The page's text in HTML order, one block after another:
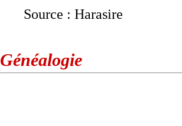
Source : Harasire
Généalogie